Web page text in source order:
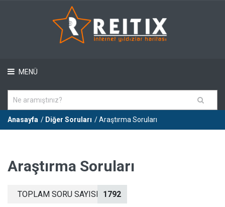
MENÜ
Anasayfa / Diğer Soruları / Araştırma Soruları
Araştırma Soruları
TOPLAM SORU SAYISI 1792